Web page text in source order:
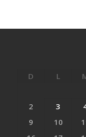
D L
2
3
9
10